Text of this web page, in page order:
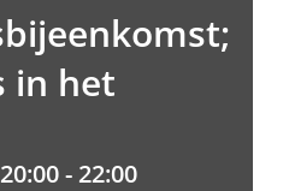
in het
- 22:00